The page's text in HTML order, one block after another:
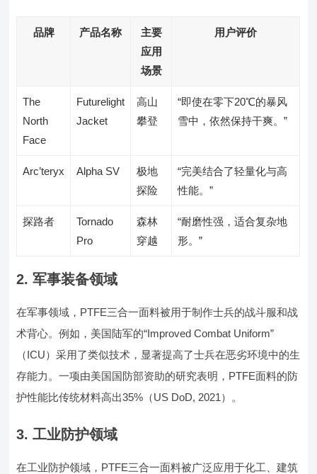
品牌 产品名称
主要
应用
场景
用户评价
The
North
Face
Futurelight
Jacket
高山
攀登
“即使在零下20℃的暴风
雪中，依然保持干爽。”
Arc’teryx Alpha SV
极地
探险
“完美结合了轻量化与高
性能。”
探路者
Tornado
Pro
森林
穿越
“耐磨性强，适合复杂地
形。”
2. 军事装备领域
在军事领域，PTFE三合一面料被用于制作士兵的战斗服和战
术背心。例如，美国陆军的“Improved Combat Uniform”
（ICU）采用了类似技术，显著提高了士兵在恶劣环境中的生
存能力。一项由美国国防部资助的研究表明，PTFE面料的防
护性能比传统材料高出35%（US DoD, 2021）。
3. 工业防护领域
在工业防护领域，PTFE三合一面料被广泛应用于化工、建筑